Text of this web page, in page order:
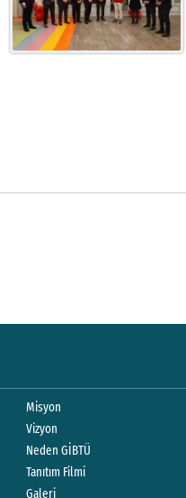
Misyon
Vizyon
Neden GİBTÜ
Tanıtım Filmi
Galeri